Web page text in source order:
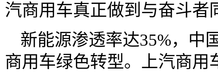
汽商用车真正做到与奋斗者
新能源渗透率达35%，中
商用车绿色转型。上汽商用